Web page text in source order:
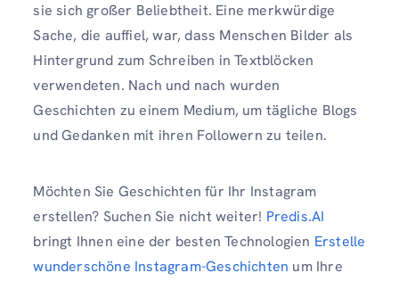
sie sich großer Beliebtheit. Eine merkwürdige
Sache, die auffiel, war, dass Menschen Bilder als
Hintergrund zum Schreiben in Textblöcken
verwendeten. Nach und nach wurden
Geschichten zu einem Medium, um tägliche Blogs
und Gedanken mit ihren Followern zu teilen.
Möchten Sie Geschichten für Ihr Instagram
erstellen? Suchen Sie nicht weiter! Predis.AI
bringt Ihnen eine der besten Technologien Erstelle
wunderschöne Instagram-Geschichten um Ihre